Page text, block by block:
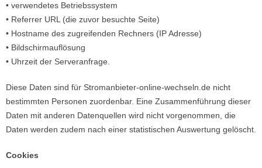
• verwendetes Betriebssystem
• Referrer URL (die zuvor besuchte Seite)
• Hostname des zugreifenden Rechners (IP Adresse)
• Bildschirmauflösung
• Uhrzeit der Serveranfrage.
Diese Daten sind für Stromanbieter-online-wechseln.de nicht
bestimmten Personen zuordenbar. Eine Zusammenführung dieser
Daten mit anderen Datenquellen wird nicht vorgenommen, die
Daten werden zudem nach einer statistischen Auswertung gelöscht.
Cookies